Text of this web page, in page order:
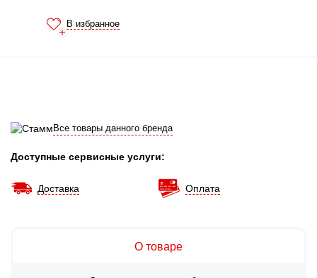
В избранное
Все товары данного бренда
Доступные сервисные услуги:
Доставка Оплата
О товаре